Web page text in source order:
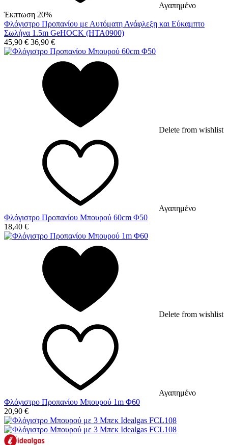
Αγαπημένο
Έκπτωση 20%
Φλόγιστρο Προπανίου με Αυτόματη Ανάφλεξη και Εύκαμπτο
Σωλήνα 1.5m GeHOCK (HTA0900)
45,90 € 36,90 €
Delete from wishlist
Αγαπημένο
Φλόγιστρο Προπανίου Μπουρού 60cm Φ50
18,40 €
Delete from wishlist
Αγαπημένο
Φλόγιστρο Προπανίου Μπουρού 1m Φ60
20,90 €